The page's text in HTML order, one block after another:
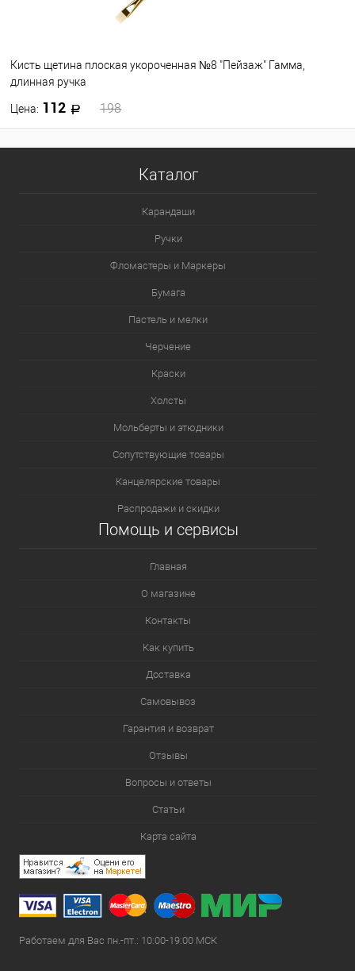
Кисть щетина плоская укороченная №8 "Пейзаж" Гамма,
длинная ручка
Цена: 112 198
Каталог
Карандаши
Ручки
Фломастеры и Маркеры
Бумага
Пастель и мелки
Черчение
Краски
Холсты
Мольберты и этюдники
Сопутствующие товары
Канцелярские товары
Распродажи и скидки
Помощь и сервисы
Главная
О магазине
Контакты
Как купить
Доставка
Самовывоз
Гарантия и возврат
Отзывы
Вопросы и ответы
Статьи
Карта сайта
Работаем для Вас пн.-пт.: 10:00-19:00 МСК